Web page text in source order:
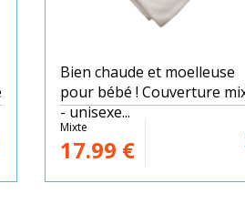
Bien chaude et moelleuse
pour bébé ! Couverture
- unisexe...
Mixte
17.99 €